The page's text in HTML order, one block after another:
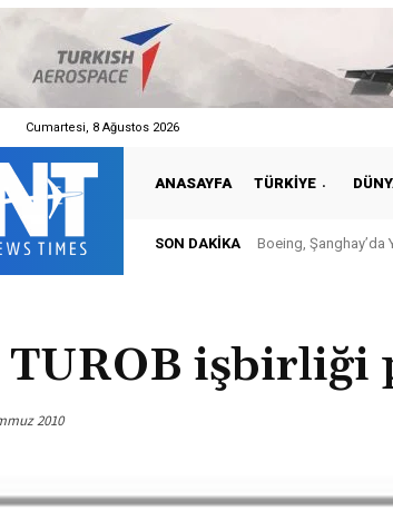
Cumartesi, 8 Ağustos 2026
ANASAYFA TÜRKIYE
SON DAKIKA Boeing, Şanghay’da
TUROB işbirliği
2010